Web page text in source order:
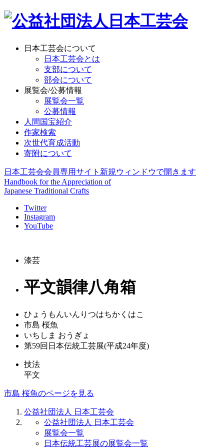
日本工芸会について
日本工芸会とは
支部について
部会について
展覧会/公募情報
展覧会一覧
公募情報
人間国宝紹介
作家検索
次世代育成活動
寄附について
日本工芸会会員専用サイト 新規ウィンドウで開きます
Handbook for the Appreciation of
Japanese Traditional Crafts
Twitter
Instagram
YouTube
漆芸
平文韻律八角箱
ひょうもんいんりつはちかくはこ
市島 桜魚
いちしま おうぎょ
第59回日本伝統工芸展(平成24年度)
技法
平文
市島 桜魚のページを見る
公益社団法人 日本工芸会
公益社団法人 日本工芸会
展覧会一覧
日本伝統工芸展の展覧会一覧